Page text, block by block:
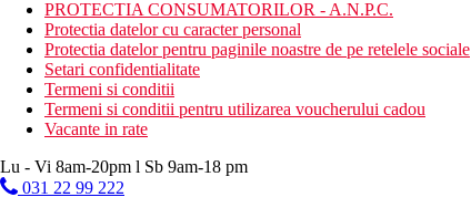
0 m
Distanta pana la plaja
65 km
Distanta de cel mai apropiat aeroport
Plaja
Sezlonguri pe plaja contra cost
Umbrele pe plaja contra cost
PROTECTIA CONSUMATORILOR - A.N.P.C.
Protectia datelor cu caracter personal
Protectia datelor pentru paginile noastre de pe retelele sociale
Setari confidentialitate
Termeni si conditii
Termeni si conditii pentru utilizarea voucherului cadou
Vacante in rate
Lu - Vi 8am-20pm l Sb 9am-18 pm
031 22 99 222